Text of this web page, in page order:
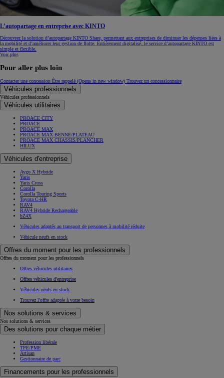
L’autopartage en entreprise avec KINTO
Découvrez la solution d’autopartage KINTO Share, permettant aux entreprises de diminuer les dépenses liées à
la mobilité et d’améliorer leur gestion de flotte. Entièrement digitalisé, le service d’autopartage KINTO est
simple et flexible.
Voir plus
Pour aller plus loin
Contacter une concession Être rappelé (Opens in new window) Trouvez un concessionnaire
Véhicules professionnels
Véhicules professionnels
Véhicules utilitaires
PROACE CITY
PROACE
PROACE MAX
PROACE MAX BENNE/PLATEAU
PROACE MAX CHASSIS/PLANCHER
HILUX
Véhicules d'entreprise
Aygo X Hybride
Yaris
Yaris Cross
Corolla
Corolla Touring Sports
Toyota C-HR
RAV4
RAV4 Hybride Rechargeable
bZ4X
Véhicules adaptés au transport de personnes à mobilité réduite
Véhicule neufs en stock
Offres du moment pour les professionnels
Offres du moment pour les professionnels
Offres véhicules utilitaires
Offres véhicules d'entreprise
Véhicules neufs en stock
Trouvez l'offre adaptée à votre besoin
Nos solutions & services
Nos solutions & services
Des solutions pour chaque métier
Profession libérale
TPE/PME
Artisan
Gestionnaire de parc
Financements pour les professionnels